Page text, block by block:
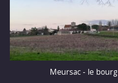
Meursac - le bourg